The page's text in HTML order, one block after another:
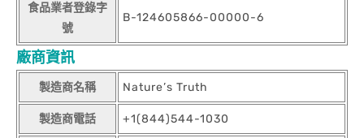
食品業者登錄字
號
B-124605866-00000-6
廠商資訊
製造商名稱 Nature’s Truth
製造商電話 +1(844)544-1030